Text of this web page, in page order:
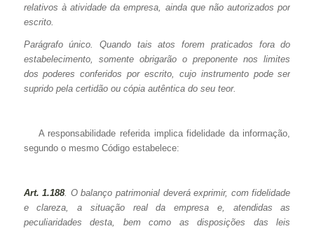
relativos à atividade da empresa, ainda que não autorizados por
escrito.
Parágrafo único. Quando tais atos forem praticados fora do
estabelecimento, somente obrigarão o preponente nos limites
dos poderes conferidos por escrito, cujo instrumento pode ser
suprido pela certidão ou cópia autêntica do seu teor.
A responsabilidade referida implica fidelidade da informação,
segundo o mesmo Código estabelece:
Art. 1.188. O balanço patrimonial deverá exprimir, com fidelidade
e clareza, a situação real da empresa e, atendidas as
peculiaridades desta, bem como as disposições das leis